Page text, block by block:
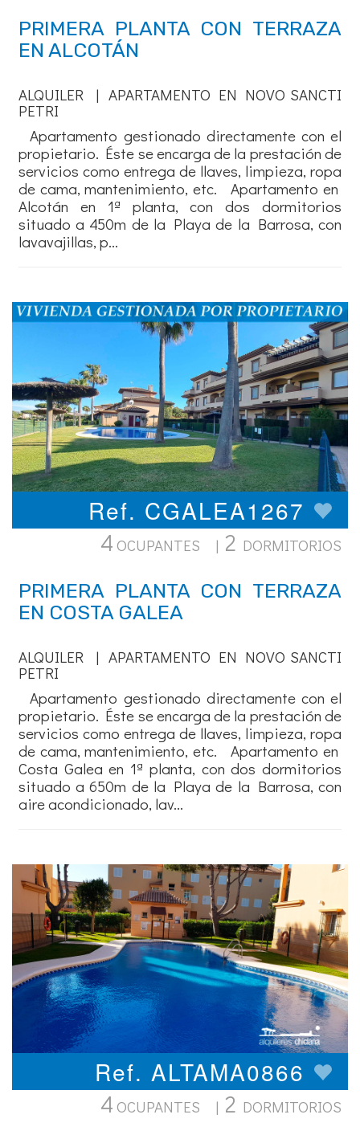
PRIMERA PLANTA CON TERRAZA
EN ALCOTÁN
ALQUILER | APARTAMENTO EN NOVO SANCTI
PETRI
Apartamento gestionado directamente con el
propietario. Éste se encarga de la prestación de
servicios como entrega de llaves, limpieza, ropa
de cama, mantenimiento, etc. Apartamento en
Alcotán en 1ª planta, con dos dormitorios
situado a 450m de la Playa de la Barrosa, con
lavavajillas, p...
Ref. CGALEA1267
4 OCUPANTES | 2 DORMITORIOS
PRIMERA PLANTA CON TERRAZA
EN COSTA GALEA
ALQUILER | APARTAMENTO EN NOVO SANCTI
PETRI
Apartamento gestionado directamente con el
propietario. Éste se encarga de la prestación de
servicios como entrega de llaves, limpieza, ropa
de cama, mantenimiento, etc. Apartamento en
Costa Galea en 1ª planta, con dos dormitorios
situado a 650m de la Playa de la Barrosa, con
aire acondicionado, lav...
Ref. ALTAMA0866
4 OCUPANTES | 2 DORMITORIOS